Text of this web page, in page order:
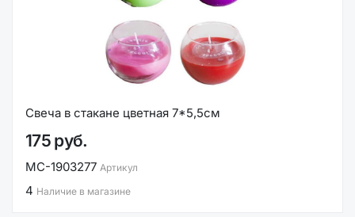
Свеча в стакане цветная 7*5,5см
175 руб.
MC-1903277 Артикул
4 Наличие в магазине